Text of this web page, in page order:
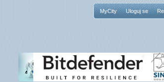
MyCity Uloguj se